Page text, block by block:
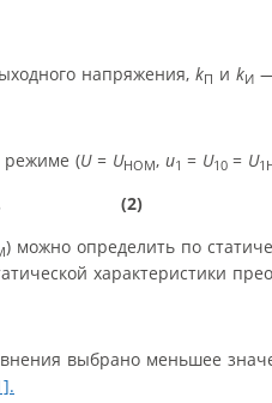
напряжения, kП и kИ
режиме (U = UНОМ, u1 = U10 = U
(2)
) можно определить по
характеристики
выбрано меньшее